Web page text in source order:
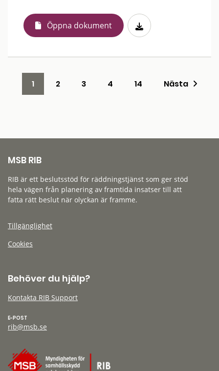
Öppna dokument
1 2 3 4 14 Nästa
MSB RIB
RIB är ett beslutsstöd för räddningstjänst som ger stöd
hela vägen från planering av framtida insatser till att
fatta rätt beslut när olyckan är framme.
Tillgänglighet
Cookies
Behöver du hjälp?
Kontakta RIB Support
E-POST
rib@msb.se